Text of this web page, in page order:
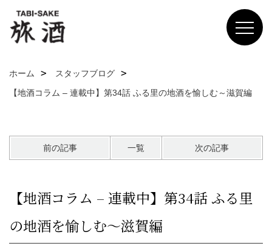
ホーム
スタッフブログ
【地酒コラム – 連載中】第34話 ふる里の地酒を愉しむ～滋賀編
前の記事 一覧 次の記事
【地酒コラム – 連載中】第34話 ふる里
の地酒を愉しむ～滋賀編